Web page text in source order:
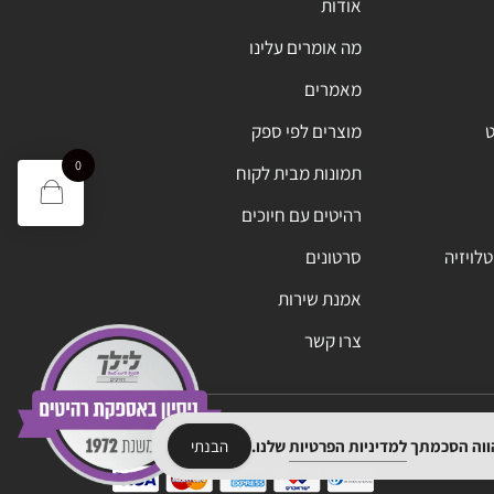
אודות
מה אומרים עלינו
מאמרים
מוצרים לפי ספק
תמונות מבית לקוח
רהיטים עם חיוכים
סרטונים
אמנת שירות
צרו קשר
הסכמתךלמדיניות הפרטיותשלנו. הבנתי
0